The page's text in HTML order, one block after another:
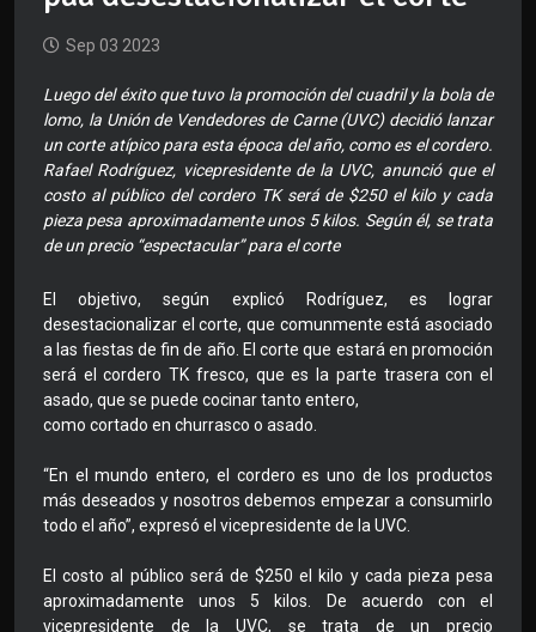
Sep 03 2023
Luego del éxito que tuvo la promoción del cuadril y la bola de
lomo, la Unión de Vendedores de Carne (UVC) decidió lanzar
un corte atípico para esta época del año, como es el cordero.
Rafael Rodríguez, vicepresidente de la UVC, anunció que el
costo al público del cordero TK será de $250 el kilo y cada
pieza pesa aproximadamente unos 5 kilos. Según él, se trata
de un precio “espectacular” para el corte
El objetivo, según explicó Rodríguez, es lograr
desestacionalizar el corte, que comunmente está asociado
a las fiestas de fin de año. El corte que estará en promoción
será el cordero TK fresco, que es la parte trasera con el
asado, que se puede cocinar tanto entero,
como cortado en churrasco o asado.
“En el mundo entero, el cordero es uno de los productos
más deseados y nosotros debemos empezar a consumirlo
todo el año”, expresó el vicepresidente de la UVC.
El costo al público será de $250 el kilo y cada pieza pesa
aproximadamente unos 5 kilos. De acuerdo con el
vicepresidente de la UVC, se trata de un precio